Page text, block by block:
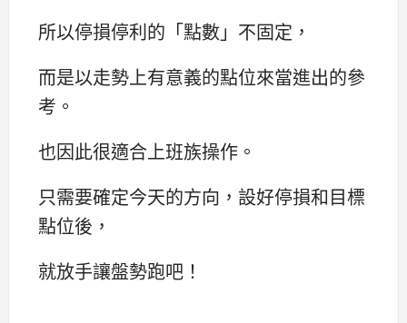
所以停損停利的「點數」不固定，
而是以走勢上有意義的點位來當進出的參
考。
也因此很適合上班族操作。
只需要確定今天的方向，設好停損和目標
點位後，
就放手讓盤勢跑吧！